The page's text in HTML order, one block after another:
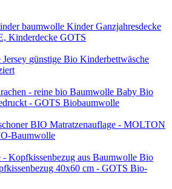
Kinder Ganzjahresdecke
Kinderdecke GOTS
günstige Bio Kinderbettwäsche
Baby Bio
- GOTS Biobaumwolle
BIO Matratzenauflage - MOLTON
Baumwolle
Bio
40x60 cm - GOTS Bio-